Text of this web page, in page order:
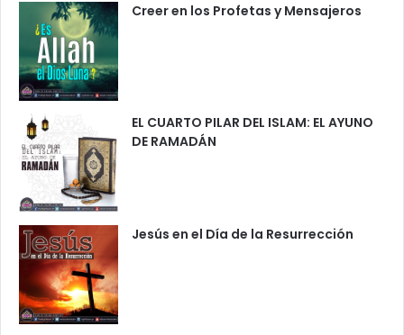
Creer en los Profetas y Mensajeros
EL CUARTO PILAR DEL ISLAM: EL AYUNO
DE RAMADÁN
Jesús en el Día de la Resurrección